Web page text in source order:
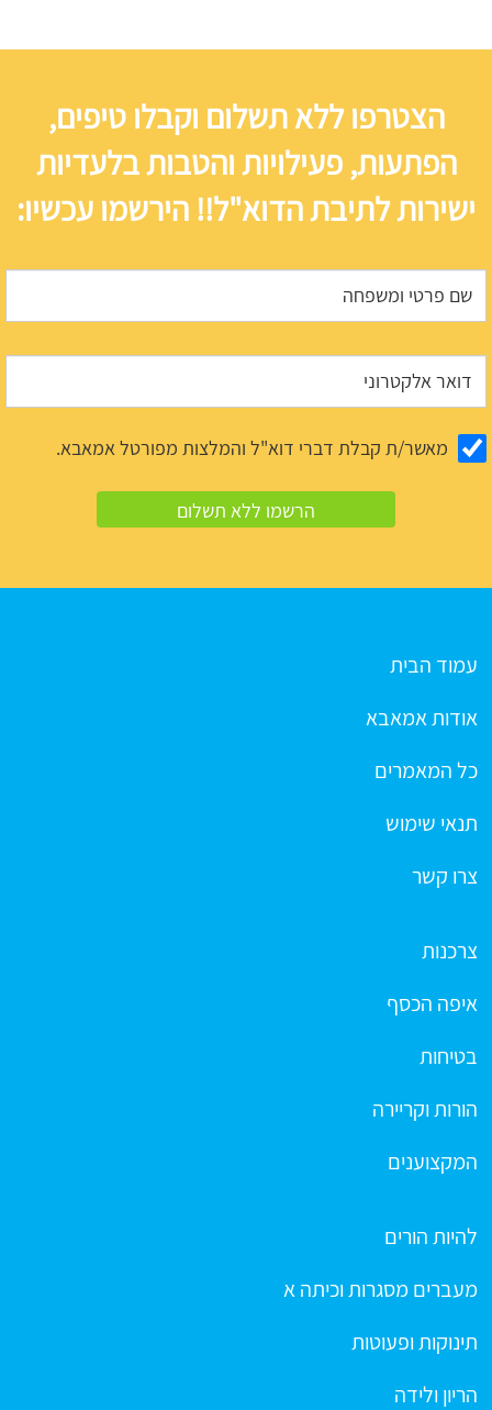
הצטרפו ללא תשלום וקבלו טיפים,
הפתעות, פעילויות והטבות בלעדיות
ישירות לתיבת הדוא"ל!! הירשמו עכשיו:
מאשר/ת קבלת דברי דוא"ל והמלצות מפורטל אמאבא.
עמוד הבית
אודות אמאבא
כל המאמרים
תנאי שימוש
צרו קשר
צרכנות
איפה הכסף
בטיחות
הורות וקריירה
המקצוענים
להיות הורים
מעברים מסגרות וכיתה א
תינוקות ופעוטות
הריון ולידה